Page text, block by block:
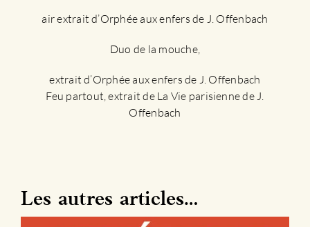
air extrait d’Orphée aux enfers de J. Offenbach
Duo de la mouche,
extrait d’Orphée aux enfers de J. Offenbach
Feu partout, extrait de La Vie parisienne de J.
Offenbach
Les autres articles…